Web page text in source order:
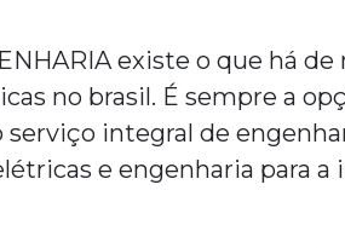
existe o que há
no brasil. É sempre a
integral de
e engenharia para a